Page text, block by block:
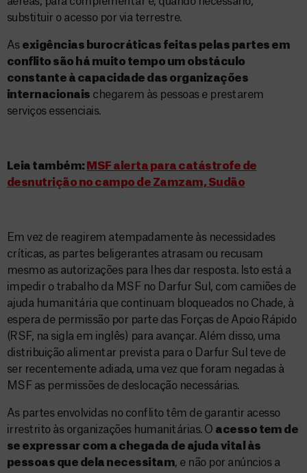
substituir o acesso por via terrestre.
As exigências burocráticas feitas pelas partes em
conflito são há muito tempo um obstáculo
constante à capacidade das organizações
internacionais chegarem às pessoas e prestarem
serviços essenciais.
Leia também: MSF alerta para catástrofe de
desnutrição no campo de Zamzam, Sudão
Em vez de reagirem atempadamente às necessidades
críticas, as partes beligerantes atrasam ou recusam
mesmo as autorizações para lhes dar resposta. Isto está a
impedir o trabalho da MSF no Darfur Sul, com camiões de
ajuda humanitária que continuam bloqueados no Chade, à
espera de permissão por parte das Forças de Apoio Rápido
(RSF, na sigla em inglês) para avançar. Além disso, uma
distribuição alimentar prevista para o Darfur Sul teve de
ser recentemente adiada, uma vez que foram negadas à
MSF as permissões de deslocação necessárias.
As partes envolvidas no conflito têm de garantir acesso
irrestrito às organizações humanitárias. O acesso tem de
se expressar com a chegada de ajuda vital às
pessoas que dela necessitam, e não por anúncios a